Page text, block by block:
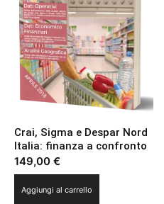
Crai, Sigma e Despar Nord
Italia: finanza a confronto
149,00 €
Aggiungi al carrello